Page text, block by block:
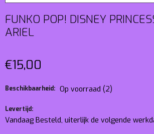
FUNKO POP! DISNEY
ARIEL
€15,00
Beschikbaarheid: Op voorraad (2)
Levertijd:
Vandaag Besteld, uiterlijk de volgende